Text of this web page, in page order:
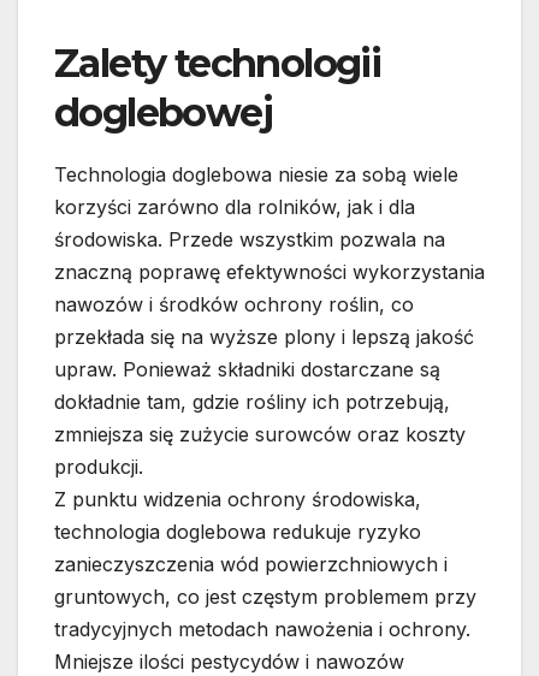
Zalety technologii
doglebowej
Technologia doglebowa niesie za sobą wiele
korzyści zarówno dla rolników, jak i dla
środowiska. Przede wszystkim pozwala na
znaczną poprawę efektywności wykorzystania
nawozów i środków ochrony roślin, co
przekłada się na wyższe plony i lepszą jakość
upraw. Ponieważ składniki dostarczane są
dokładnie tam, gdzie rośliny ich potrzebują,
zmniejsza się zużycie surowców oraz koszty
produkcji.
Z punktu widzenia ochrony środowiska,
technologia doglebowa redukuje ryzyko
zanieczyszczenia wód powierzchniowych i
gruntowych, co jest częstym problemem przy
tradycyjnych metodach nawożenia i ochrony.
Mniejsze ilości pestycydów i nawozów